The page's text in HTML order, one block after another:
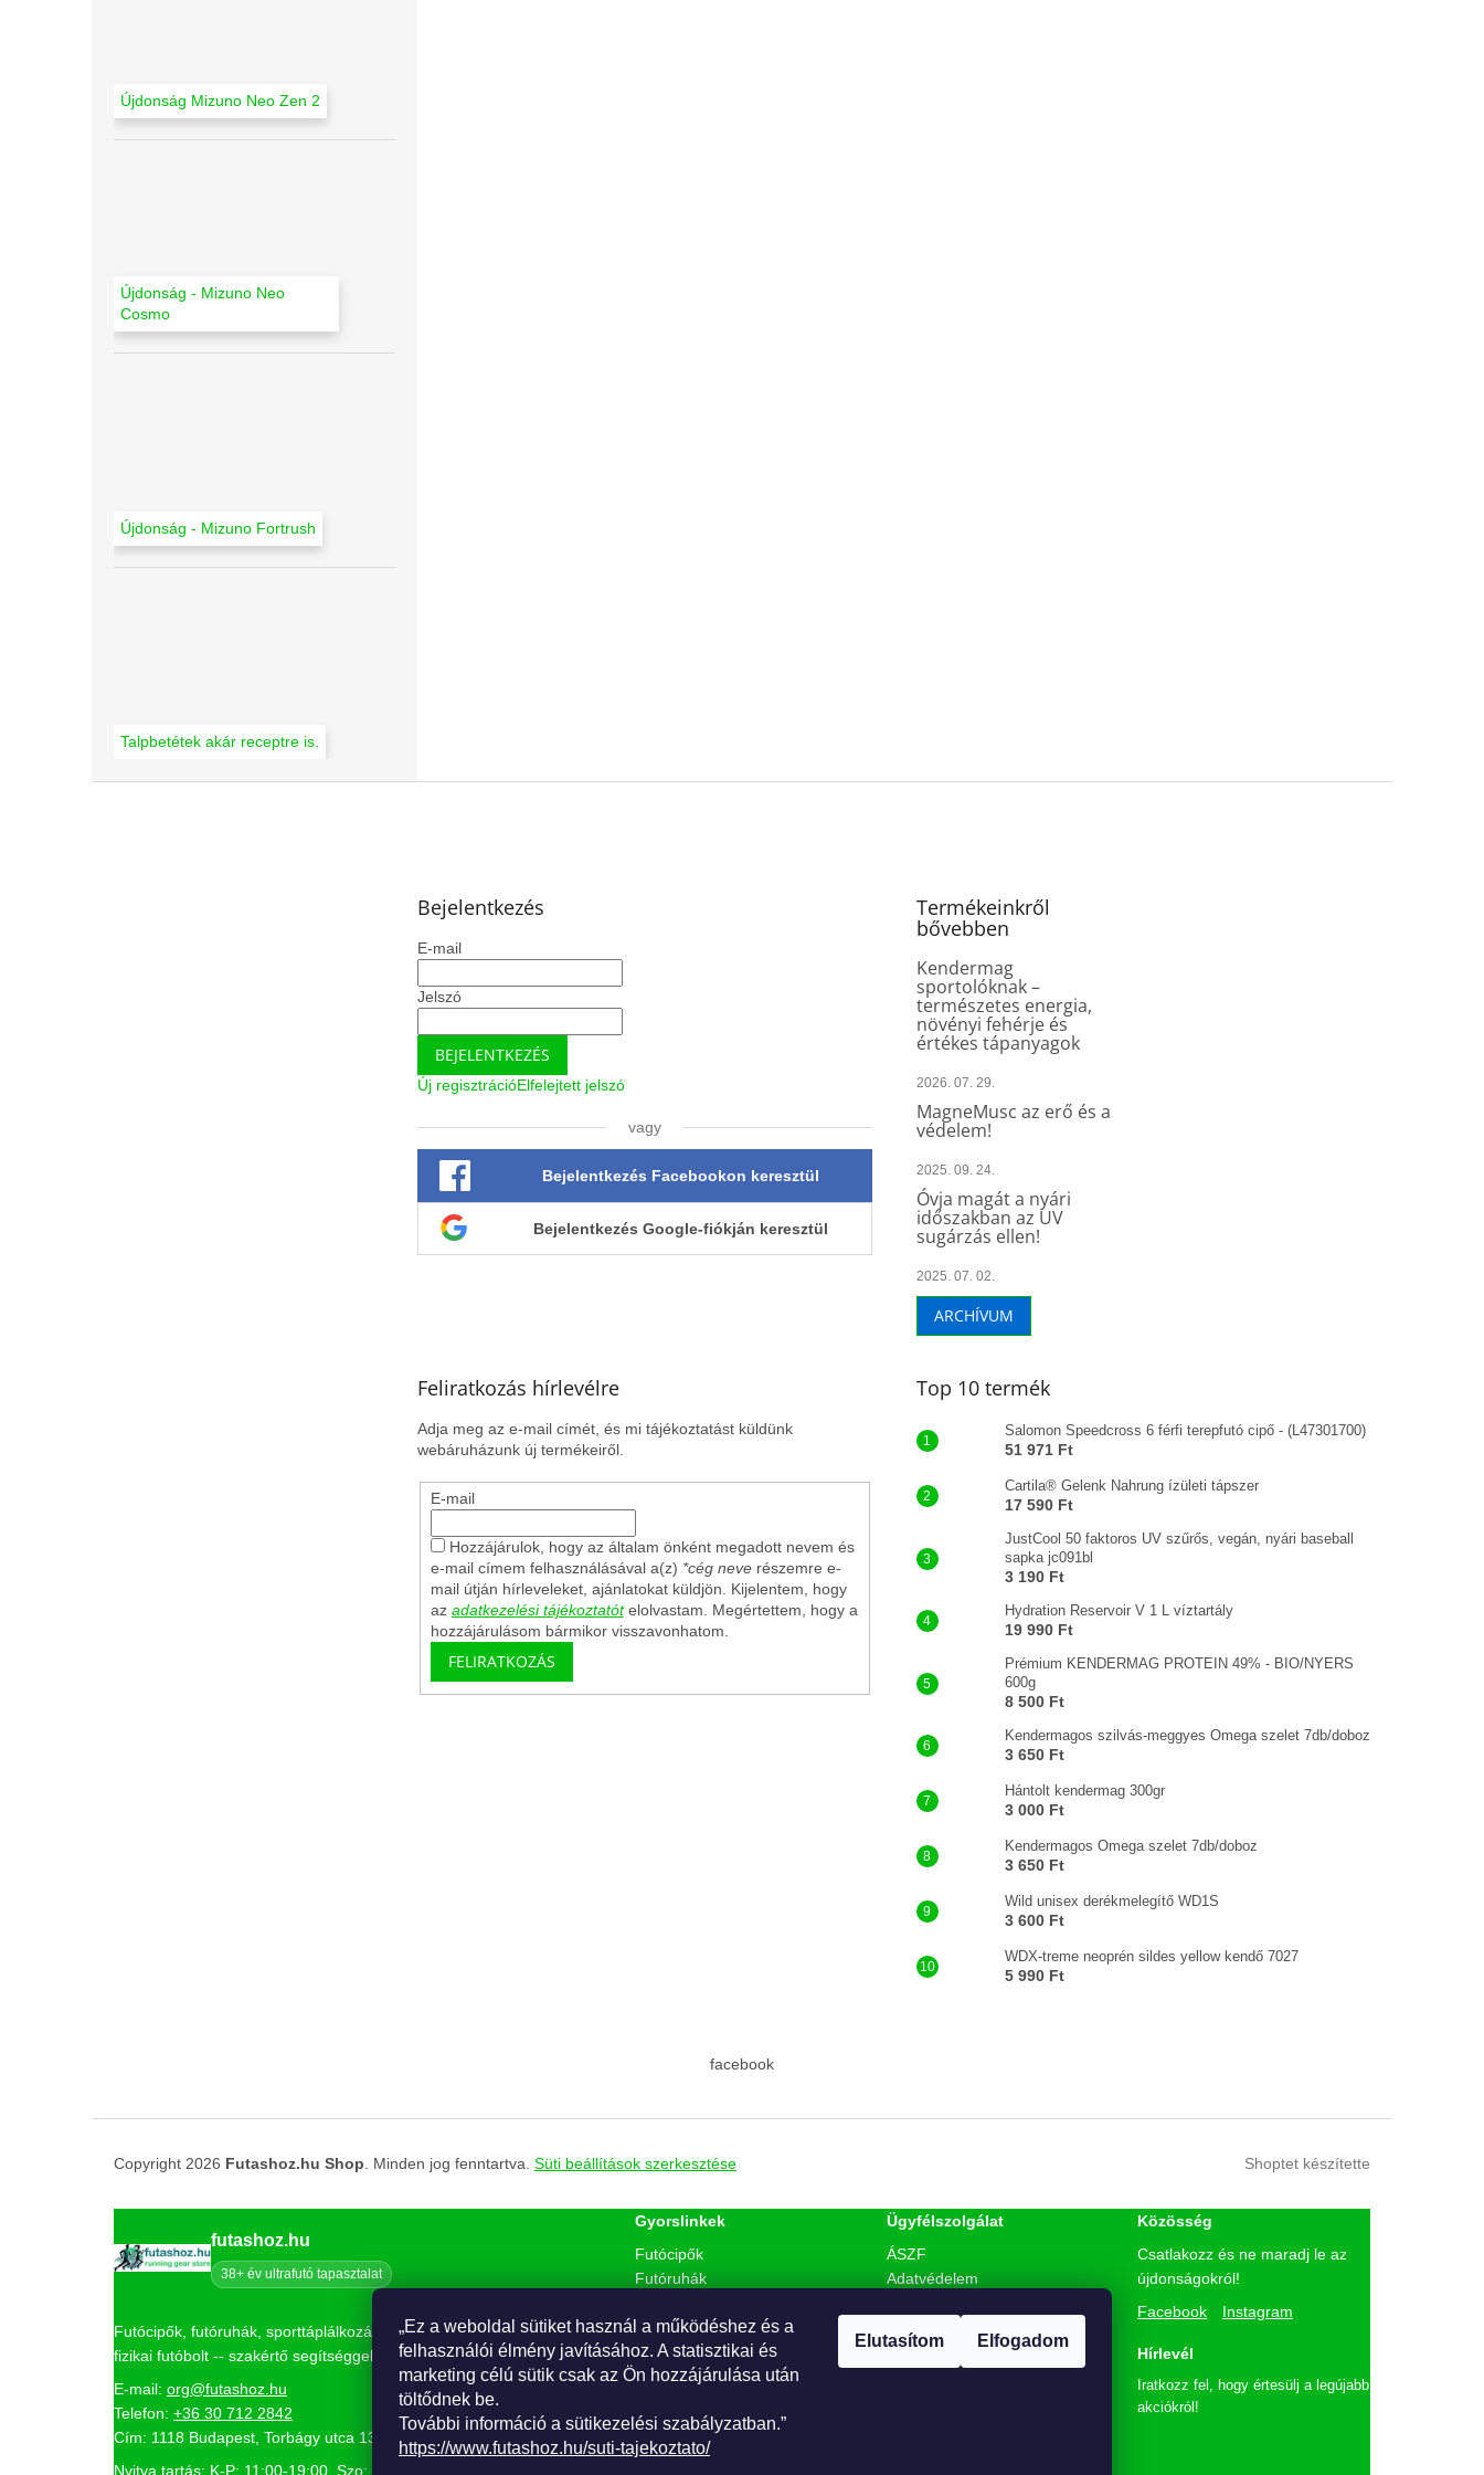
„Ez a weboldal sütiket használ a működéshez és a
felhasználói élmény javításához. A statisztikai és
marketing célú sütik csak az Ön hozzájárulása után
töltődnek be.
További információ a sütikezelési szabályzatban.”
https://www.futashoz.hu/suti-tajekoztato/
Elutasítom Elfogadom
Újdonság Mizuno Neo Zen 2
Újdonság - Mizuno Neo
Cosmo
Újdonság - Mizuno Fortrush
Talpbetétek akár receptre is.
Bejelentkezés
E-mail
Jelszó
BEJELENTKEZÉS
Új regisztrációElfelejtett jelszó
vagy
Bejelentkezés Facebookon keresztül
Bejelentkezés Google-fiókján keresztül
Termékeinkről
bővebben
Kendermag
sportolóknak –
természetes energia,
növényi fehérje és
értékes tápanyagok
2026. 07. 29.
MagneMusc az erő és a
védelem!
2025. 09. 24.
Óvja magát a nyári
időszakban az UV
sugárzás ellen!
2025. 07. 02.
ARCHÍVUM
Feliratkozás hírlevélre
Adja meg az e-mail címét, és mi tájékoztatást küldünk
webáruházunk új termékeiről.
E-mail
Hozzájárulok, hogy az általam önként megadott nevem és
e-mail címem felhasználásával a(z) *cég neverészemre e-
mail útján hírleveleket, ajánlatokat küldjön. Kijelentem, hogy
az adatkezelési tájékoztatót elolvastam. Megértettem, hogy a
hozzájárulásom bármikor visszavonhatom.
FELIRATKOZÁS
Top 10 termék
Salomon Speedcross 6 férfi terepfutó cipő - (L47301700)
51 971 Ft
Cartila® Gelenk Nahrung ízületi tápszer
17 590 Ft
JustCool 50 faktoros UV szűrős, vegán, nyári baseball
sapka jc091bl
3 190 Ft
Hydration Reservoir V 1 L víztartály
19 990 Ft
Prémium KENDERMAG PROTEIN 49% - BIO/NYERS
600g
8 500 Ft
Kendermagos szilvás-meggyes Omega szelet 7db/doboz
3 650 Ft
Hántolt kendermag 300gr
3 000 Ft
Kendermagos Omega szelet 7db/doboz
3 650 Ft
Wild unisex derékmelegítő WD1S
3 600 Ft
WDX-treme neoprén sildes yellow kendő 7027
5 990 Ft
facebook
Shoptet készítette
Copyright 2026 Futashoz.hu Shop . Minden jog fenntartva. Süti beállítások szerkesztése
futashoz.hu
38+ év ultrafutó tapasztalat
Futócipők, futóruhák, sporttáplálkozás és kiegészítők. Webáruház és
fizikai futóbolt -- szakértő segítséggel.
E-mail: org@futashoz.hu
Telefon: +36 30 712 2842
Cím: 1118 Budapest, Torbágy utca 13.
Nyitva tartás: K-P: 11:00-19:00, Szo: 10:00-13:00
Gyorslinkek
Futócipők
Futóruhák
Akciók
Kapcsolat
Rólunk
Ügyfélszolgálat
ÁSZF
Adatvédelem
Fogyasztóvédelmi tájékoztató
Közösség
Csatlakozz és ne maradj le az
újdonságokról!
Facebook
Instagram
Hírlevél
Iratkozz fel, hogy értesülj a legújabb
akciókról!